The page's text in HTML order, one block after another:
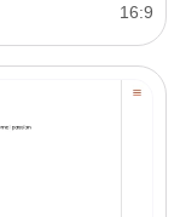
16:9